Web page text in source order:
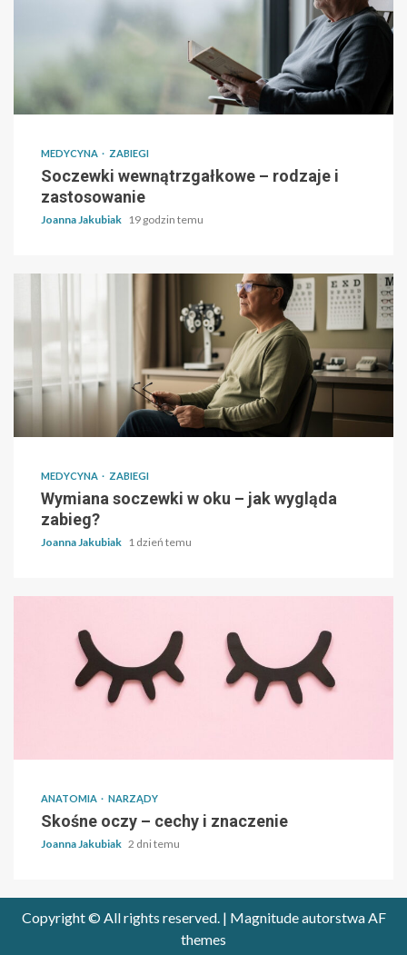
MEDYCYNA ZABIEGI
Soczewki wewnątrzgałkowe – rodzaje i
zastosowanie
Joanna Jakubiak 19 godzin temu
MEDYCYNA ZABIEGI
Wymiana soczewki w oku – jak wygląda
zabieg?
Joanna Jakubiak 1 dzień temu
ANATOMIA NARZĄDY
Skośne oczy – cechy i znaczenie
Joanna Jakubiak 2 dni temu
Copyright © All rights reserved. | Magnitudeautorstwa AF
themes